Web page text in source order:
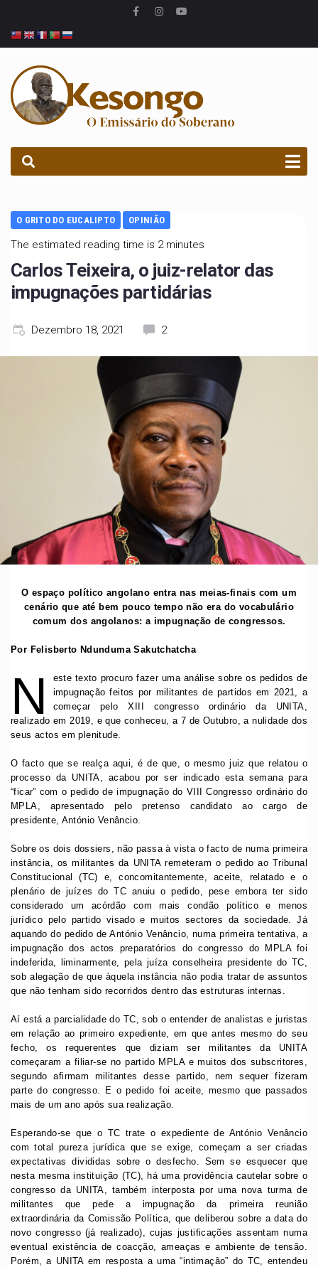
O GRITO DO EUCALIPTO OPINIÃO
The estimated reading time is 2 minutes
Carlos Teixeira, o juiz-relator das
impugnações partidárias
Dezembro 18, 2021 2
O espaço político angolano entra nas meias-finais com um
cenário que até bem pouco tempo não era do vocabulário
comum dos angolanos: a impugnação de congressos.
Por Felisberto Ndunduma Sakutchatcha
N
este texto procuro fazer uma análise sobre os pedidos de
impugnação feitos por militantes de partidos em 2021, a
começar pelo XIII congresso ordinário da UNITA,
realizado em 2019, e que conheceu, a 7 de Outubro, a nulidade dos
seus actos em plenitude.
O facto que se realça aqui, é de que, o mesmo juiz que relatou o
processo da UNITA, acabou por ser indicado esta semana para
“ficar” com o pedido de impugnação do VIII Congresso ordinário do
MPLA, apresentado pelo pretenso candidato ao cargo de
presidente, António Venâncio.
Sobre os dois dossiers, não passa à vista o facto de numa primeira
instância, os militantes da UNITA remeteram o pedido ao Tribunal
Constitucional (TC) e, concomitantemente, aceite, relatado e o
plenário de juízes do TC anuiu o pedido, pese embora ter sido
considerado um acórdão com mais condão político e menos
jurídico pelo partido visado e muitos sectores da sociedade. Já
aquando do pedido de António Venâncio, numa primeira tentativa, a
impugnação dos actos preparatórios do congresso do MPLA foi
indeferida, liminarmente, pela juíza conselheira presidente do TC,
sob alegação de que àquela instância não podia tratar de assuntos
que não tenham sido recorridos dentro das estruturas internas.
Aí está a parcialidade do TC, sob o entender de analistas e juristas
em relação ao primeiro expediente, em que antes mesmo do seu
fecho, os requerentes que diziam ser militantes da UNITA
começaram a filiar-se no partido MPLA e muitos dos subscritores,
segundo afirmam militantes desse partido, nem sequer fizeram
parte do congresso. E o pedido foi aceite, mesmo que passados
mais de um ano após sua realização.
Esperando-se que o TC trate o expediente de António Venâncio
com total pureza jurídica que se exige, começam a ser criadas
expectativas divididas sobre o desfecho. Sem se esquecer que
nesta mesma instituição (TC), há uma providência cautelar sobre o
congresso da UNITA, também interposta por uma nova turma de
militantes que pede a impugnação da primeira reunião
extraordinária da Comissão Política, que deliberou sobre a data do
novo congresso (já realizado), cujas justificações assentam numa
eventual existência de coacção, ameaças e ambiente de tensão.
Porém, a UNITA em resposta a uma “intimação” do TC, entendeu
PROCURAR